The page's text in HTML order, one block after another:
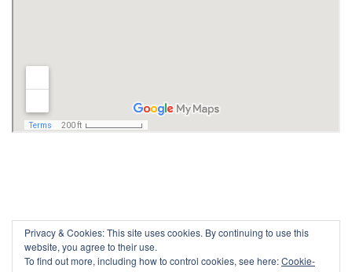
Privacy & Cookies: This site uses cookies. By continuing to use this
website, you agree to their use.
To find out more, including how to control cookies, see here:Cookie-